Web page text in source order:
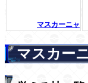
マスカーニャ
マスカー